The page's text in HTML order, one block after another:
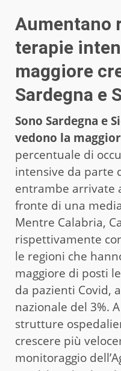
Aumentano
terapie
maggiore
Sardegna e
Sono Sardegna e
vedono la
percentuale di
intensive da parte
entrambe arrivate
fronte di una
Mentre Calabria,
rispettivamente
le regioni che
maggiore di posti
da pazienti Covid,
nazionale del 3%.
strutture
crescere più
monitoraggio